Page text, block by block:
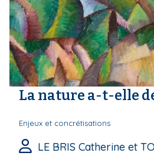
La nature a-t-elle
Enjeux et concrétisations
LE BRIS Catherine et